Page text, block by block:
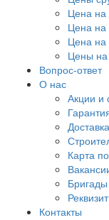
Цена на
Цена на
Цена
Цены на
Вопрос-ответ
О нас
Акции и
Карта
Контакты